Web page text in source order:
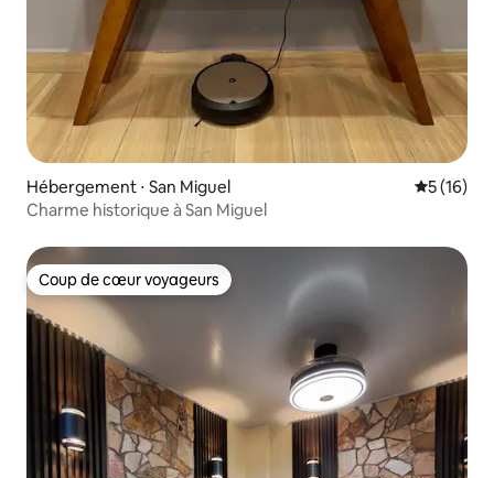
Hébergement ⋅ San Miguel
5 (16)
Charme historique à San Miguel
Coup de cœur voyageurs
Coup de cœur voyageurs